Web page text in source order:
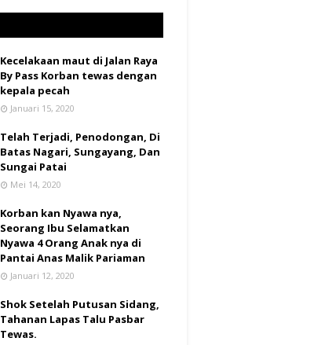
Kecelakaan maut di Jalan Raya
By Pass Korban tewas dengan
kepala pecah
Januari 15, 2020
Telah Terjadi, Penodongan, Di
Batas Nagari, Sungayang, Dan
Sungai Patai
Mei 14, 2020
Korban kan Nyawa nya,
Seorang Ibu Selamatkan
Nyawa 4 Orang Anak nya di
Pantai Anas Malik Pariaman
Januari 12, 2020
Shok Setelah Putusan Sidang,
Tahanan Lapas Talu Pasbar
Tewas.